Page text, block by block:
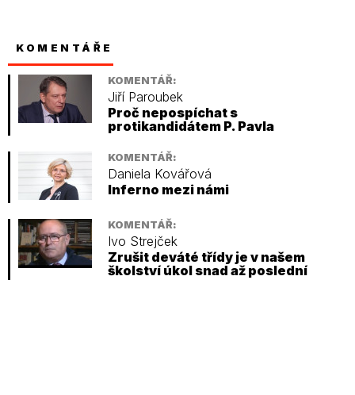
KOMENTÁŘE
KOMENTÁŘ:
Jiří Paroubek
Proč nepospíchat s
protikandidátem P. Pavla
KOMENTÁŘ:
Daniela Kovářová
Inferno mezi námi
KOMENTÁŘ:
Ivo Strejček
Zrušit deváté třídy je v našem
školství úkol snad až poslední